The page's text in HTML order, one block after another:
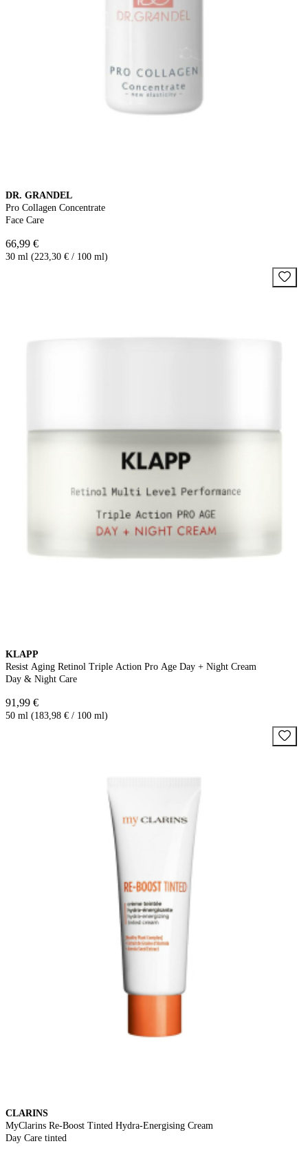
DR. GRANDEL
Pro Collagen Concentrate
Face Care
66,99 €
30 ml (223,30 € / 100 ml)
KLAPP
Resist Aging Retinol Triple Action Pro Age Day + Night Cream
Day & Night Care
91,99 €
50 ml (183,98 € / 100 ml)
CLARINS
MyClarins Re-Boost Tinted Hydra-Energising Cream
Day Care tinted